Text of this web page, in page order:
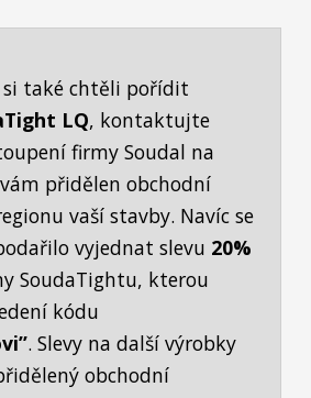
si také chtěli pořídit
LQ, kontaktujte
firmy Soudal na
přidělen obchodní
vaší stavby. Navíc se
vyjednat slevu 20%
SoudaTightu, kterou
kódu
. Slevy na další výrobky
obchodní